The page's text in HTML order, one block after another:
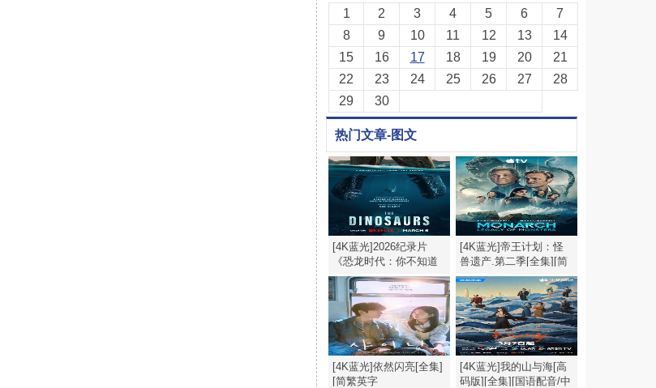
1 2 3 4 5 6
7
8
9 10 11 12 13
14
15
16 17 18 19 20
21
22
23 24 25 26 27
28
29
30
热门文章-图文
[4K蓝光]2026纪录片
《恐龙时代：你不知道
的故事》1080p.HD中英
双字
[4K蓝光]帝王计划：怪
兽遗产.第二季[全集][简
繁英字幕].2160p
[4K蓝光]依然闪亮[全集]
[简繁英字
[4K蓝光]我的山与海[高
码版][全集][国语配音/中